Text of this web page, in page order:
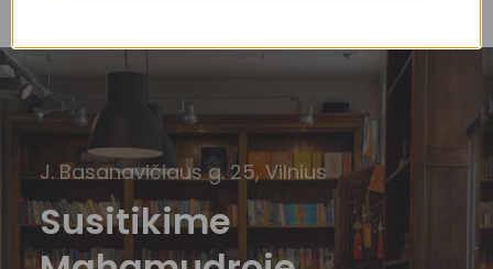
J. Basanavičiaus g. 25, Vilnius
Susitikime